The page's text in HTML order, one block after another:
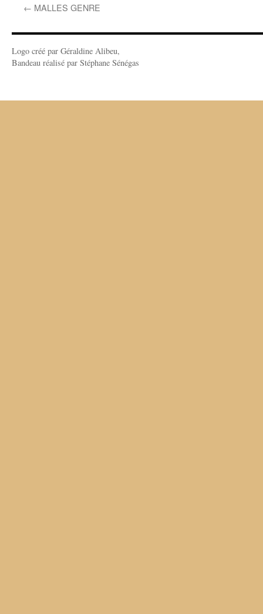
← MALLES GENRE
Logo créé par Géraldine Alibeu,
Bandeau réalisé par Stéphane Sénégas